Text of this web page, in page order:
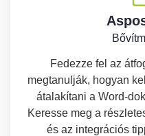
Fedezze fel az
megtanulják, hogyan
átalakítani a Word-
Keresse meg a
és az integrációs